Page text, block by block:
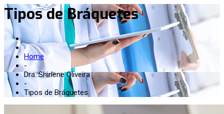
Tipos de Bráquetes
Home
-
Dra. Shirlene Oliveira
-
Tipos de Bráquetes